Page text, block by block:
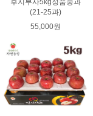
후지부사5kg정품중과
(21-25과)
55,000원